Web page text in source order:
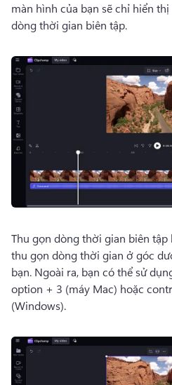
màn hình của bạn sẽ chỉ hiển
dòng thời gian biên tập.
Thu gọn dòng thời gian biên
thu gọn dòng thời gian ở góc
bạn. Ngoài ra, bạn có thể sử
option + 3 (máy Mac) hoặc
(Windows).